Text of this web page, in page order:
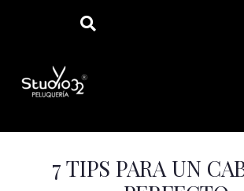
7 TIPS PARA UN